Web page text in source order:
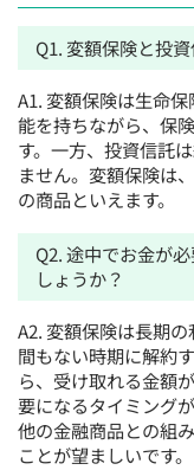
Q1. 変額保険と投
A1. 変額保険は生命
能を持ちながら、保
す。一方、投資信託
ません。変額保険は
の商品といえます。
Q2. 途中でお金が
しょうか？
A2. 変額保険は長期
間もない時期に解約
ら、受け取れる金額
要になるタイミング
他の金融商品との組
ことが望ましいです。